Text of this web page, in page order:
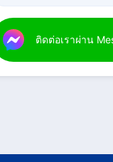
39:56
คำพยาน
ตอนที่
เลี่ยงหน้า
56:55
คำพยาน
ติดต่อเราผ่าน